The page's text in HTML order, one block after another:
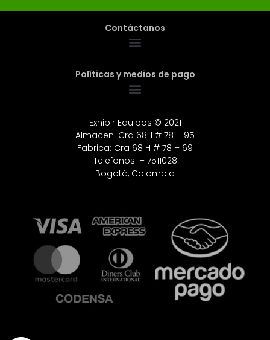
Contáctanos
Políticas y medios de pago
Exhibir Equipos © 2021
Almacen: Cra 68H # 78 – 95
Fabrica: Cra 68 H # 78 – 69
Telefonos: – 7511028
Bogotá, Colombia